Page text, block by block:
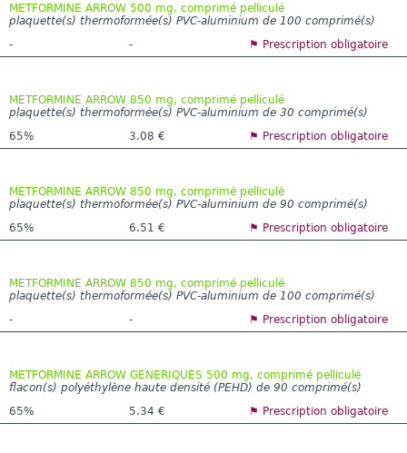
METFORMINE ARROW 500 mg, comprimé pelliculé
plaquette(s) thermoformée(s) PVC-aluminium de 100 comprimé(s)
-
- ⚑ Prescription obligatoire
METFORMINE ARROW 850 mg, comprimé pelliculé
plaquette(s) thermoformée(s) PVC-aluminium de 30 comprimé(s)
65%
3.08 € ⚑ Prescription obligatoire
METFORMINE ARROW 850 mg, comprimé pelliculé
plaquette(s) thermoformée(s) PVC-aluminium de 90 comprimé(s)
65%
6.51 € ⚑ Prescription obligatoire
METFORMINE ARROW 850 mg, comprimé pelliculé
plaquette(s) thermoformée(s) PVC-aluminium de 100 comprimé(s)
-
- ⚑ Prescription obligatoire
METFORMINE ARROW GENERIQUES 500 mg, comprimé pelliculé
flacon(s) polyéthylène haute densité (PEHD) de 90 comprimé(s)
65%
5.34 € ⚑ Prescription obligatoire